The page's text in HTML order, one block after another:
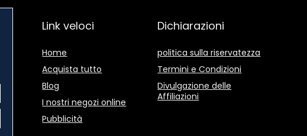
colore nero
Link veloci
Home
Acquista tutto
Blog
I nostri negozi online
Pubblicità
Dichiarazioni
politica sulla riservatezza
Termini e Condizioni
Divulgazione delle
Affiliazioni